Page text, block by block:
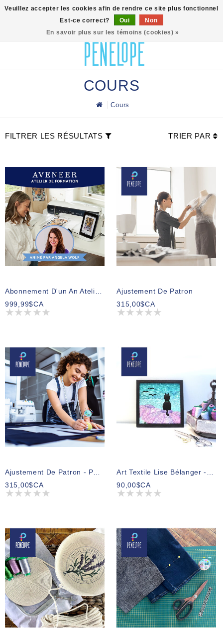
COURS
Cours
FILTRER LES RÉSULTATS TRIER PAR
Abonnement D'un An Atelier De Formation En Ligne Brother Aveneer Par Angela Wolf
999,99$CA
Ajustement De Patron
315,00$CA
Ajustement De Patron - PANTALON/JUPE
315,00$CA
90,00$CA
Veuillez accepter les cookies afin de rendre ce site plus fonctionnel
Est-ce correct?
Oui
Non
En savoir plus sur les témoins (cookies) »